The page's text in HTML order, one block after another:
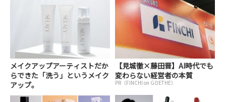
メイクアップアーティストだか
らできた「洗う」というメイク
アップ。
【見城徹×藤田晋】AI時代でも
変わらない経営者の本質
PR（FINCHI on GOETHE）